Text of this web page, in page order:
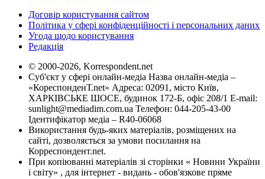
Договір користування сайтом
Політика у сфері конфіденційності і персональних даних
Угода щодо користування
Редакція
© 2000-2026, Korrespondent.net
Суб'єкт у сфері онлайн-медіа Назва онлайн-медіа –
«КореспонденТ.net» Адреса: 02091, місто Київ,
ХАРКІВСЬКЕ ШОСЕ, будинок 172-Б, офіс 208/1 E-mail:
sunlight@mediadim.com.ua Телефон: 044-205-43-00
Ідентифікатор медіа – R40-06068
Використання будь-яких матеріалів, розміщених на
сайті, дозволяється за умови посилання на
Корреспондент.net.
При копіюванні матеріалів зі сторінки « Новини України
і світу» , для інтернет - видань - обов'язкове пряме